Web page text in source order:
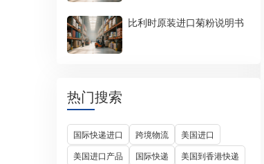
比利时原装进口菊粉说明书
热门搜索
国际快递进口 跨境物流
美国进口
美国进口产品
国际快递
美国到香港快递